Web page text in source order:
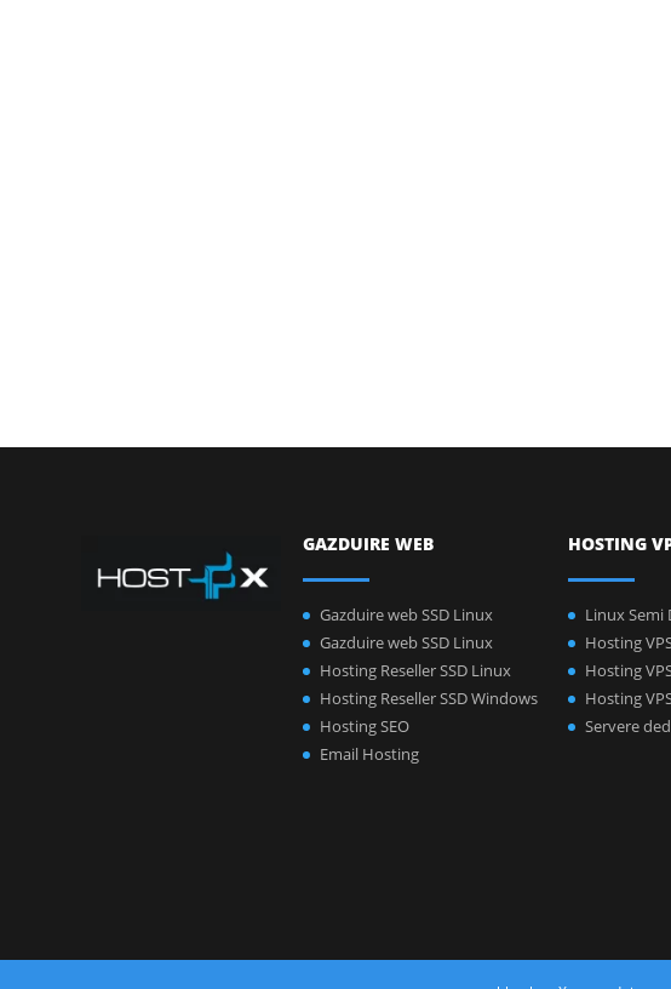
GAZDUIRE WEB
Gazduire web SSD Linux
Gazduire web SSD Linux
Hosting Reseller SSD Linux
Hosting Reseller SSD Windows
Hosting SEO
Email Hosting
HOSTING
Linux Semi
Hosting
Hosting
Hosting
Servere